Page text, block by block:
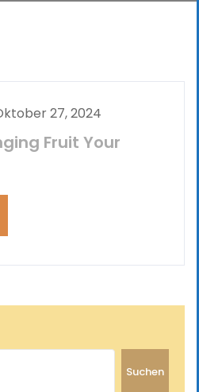
27, 2024
Fruit Your
Suchen